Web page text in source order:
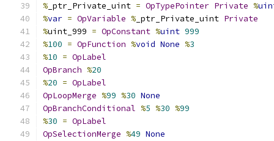
% _ptr_Private_uint = OpTypePointer Private %
%var = OpVariable % _ptr_Private_uint Private
%uint_999 = OpConstant %uint 999
%100 = OpFunction %void None %3
%10 = OpLabel
OpBranch %20
%20 = OpLabel
OpLoopMerge %99 %30 None
OpBranchConditional %5 %30 %99
%30 = OpLabel
OpSelectionMerge %49 None